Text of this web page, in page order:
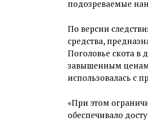
подозреваемые
По версии
средства,
Поголовье скота в
завышенным ценам
использовалась с
«При этом
обеспечивало